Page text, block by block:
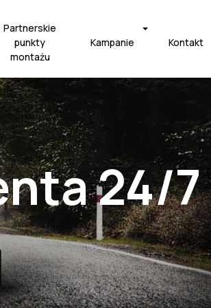
Partnerskie
punkty
montażu
Kampanie Kontakt
24/7